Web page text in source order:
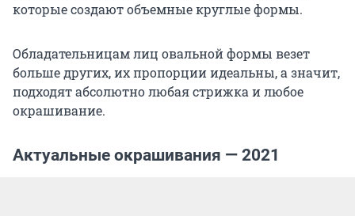
которые создают объемные круглые формы.
Обладательницам лиц овальной формы везет
больше других, их пропорции идеальны, а значит,
подходят абсолютно любая стрижка и любое
окрашивание.
Актуальные окрашивания — 2021